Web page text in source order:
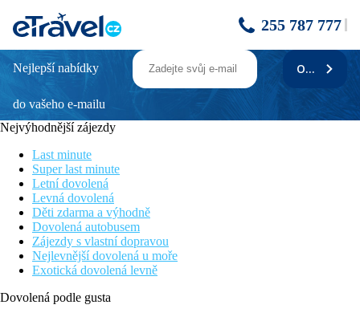
255 787 777
SAINT NICHOLAS
Informace o hotelu
Menší hotel s přátelskou atmosférou je situován v klidné lokalitě
přímo u nádherné oblázkové pláže. Klientům tak nabízí
příjemnou dovolenou stranou turistických středisek a je vhodný
jak pro páry, tak pro rodiny s dětmi. Z hotelu jezdí zdarma každý
den shuttle bus (PO-SO) do městečka Pythagorion (cca 8 km),
místo je třeba zarezervovat den předem na recepci.
Vzdálenost
pláže: 0 m u pláže
centra: 9 km Samos
Nejlepší nabídky
do vašeho e-mailu
ODEBÍRAT
Nejvýhodnější zájezdy
Last minute
Super last minute
Letní dovolená
Levná dovolená
Děti zdarma a výhodně
Dovolená autobusem
Zájezdy s vlastní dopravou
Nejlevnější dovolená u moře
Exotická dovolená levně
Dovolená podle gusta